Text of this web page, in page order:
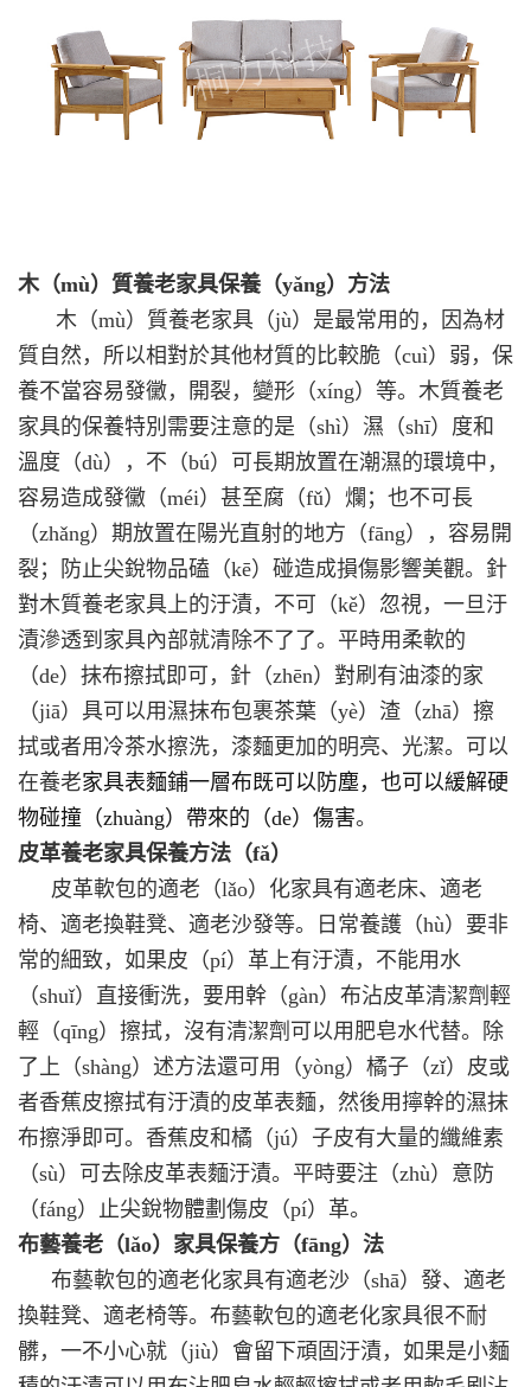
木（mù）質養老家具保養（yǎng）方法
木（mù）質養老家具（jù）是最常用的，因為材
質自然，所以相對於其他材質的比較脆（cuì）弱，保
養不當容易發黴，開裂，變形（xíng）等。木質養老
家具的保養特別需要注意的是（shì）濕（shī）度和
溫度（dù），不（bú）可長期放置在潮濕的環境中，
容易造成發黴（méi）甚至腐（fǔ）爛；也不可長
（zhǎng）期放置在陽光直射的地方（fāng），容易開
裂；防止尖銳物品磕（kē）碰造成損傷影響美觀。針
對木質養老家具上的汙漬，不可（kě）忽視，一旦汙
漬滲透到家具內部就清除不了了。平時用柔軟的
（de）抹布擦拭即可，針（zhēn）對刷有油漆的家
（jiā）具可以用濕抹布包裹茶葉（yè）渣（zhā）擦
拭或者用冷茶水擦洗，漆麵更加的明亮、光潔。可以
在養老家具表麵鋪一層布既可以防塵，也可以緩解硬
物碰撞（zhuàng）帶來的（de）傷害。
皮革養老家具保養方法（fǎ）
皮革軟包的適老（lǎo）化家具有適老床、適老
椅、適老換鞋凳、適老沙發等。日常養護（hù）要非
常的細致，如果皮（pí）革上有汙漬，不能用水
（shuǐ）直接衝洗，要用幹（gàn）布沾皮革清潔劑輕
輕（qīng）擦拭，沒有清潔劑可以用肥皂水代替。除
了上（shàng）述方法還可用（yòng）橘子（zǐ）皮或
者香蕉皮擦拭有汙漬的皮革表麵，然後用擰幹的濕抹
布擦淨即可。香蕉皮和橘（jú）子皮有大量的纖維素
（sù）可去除皮革表麵汙漬。平時要注（zhù）意防
（fáng）止尖銳物體劃傷皮（pí）革。
布藝養老（lǎo） 家具保養方（fāng）法
布藝軟包的適老化家具有適老沙（shā）發、適老
換鞋凳、適老椅等。布藝軟包的適老化家具很不耐
髒，一不小心就（jiù）會留下頑固汙漬，如果是小麵